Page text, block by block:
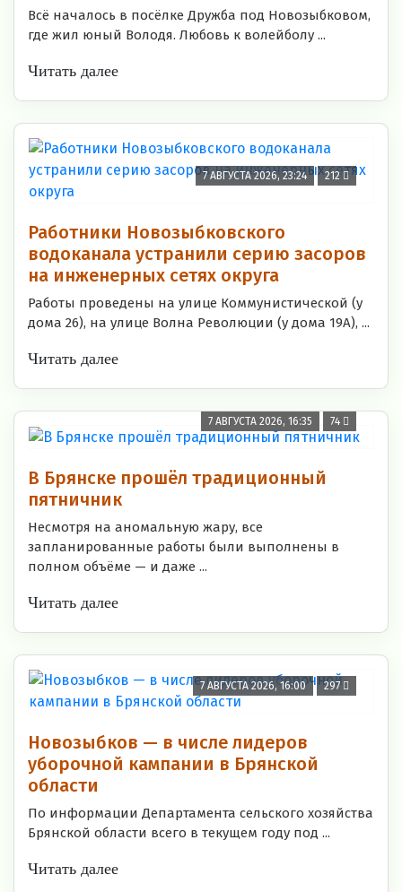
Всё началось в посёлке Дружба под Новозыбковом,
где жил юный Володя. Любовь к волейболу ...
Читать далее
7 АВГУСТА 2026, 23:24 212
Работники Новозыбковского
водоканала устранили серию засоров
на инженерных сетях округа
Работы проведены на улице Коммунистической (у
дома 26), на улице Волна Революции (у дома 19А), ...
Читать далее
7 АВГУСТА 2026, 16:35 74
В Брянске прошёл традиционный
пятничник
Несмотря на аномальную жару, все
запланированные работы были выполнены в
полном объёме — и даже ...
Читать далее
7 АВГУСТА 2026, 16:00 297
Новозыбков — в числе лидеров
уборочной кампании в Брянской
области
По информации Департамента сельского хозяйства
Брянской области всего в текущем году под ...
Читать далее